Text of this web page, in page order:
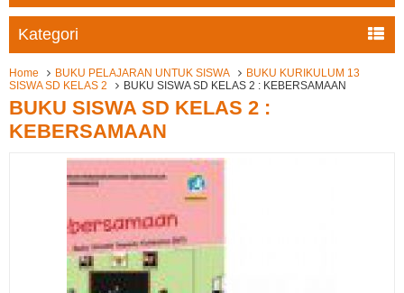
Kategori
Home BUKU PELAJARAN UNTUK SISWA
BUKU KURIKULUM 13
SISWA SD KELAS 2
BUKU SISWA SD KELAS 2 : KEBERSAMAAN
BUKU SISWA SD KELAS 2 :
KEBERSAMAAN